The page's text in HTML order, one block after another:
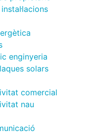
enginyeria
solars
comercial
nau